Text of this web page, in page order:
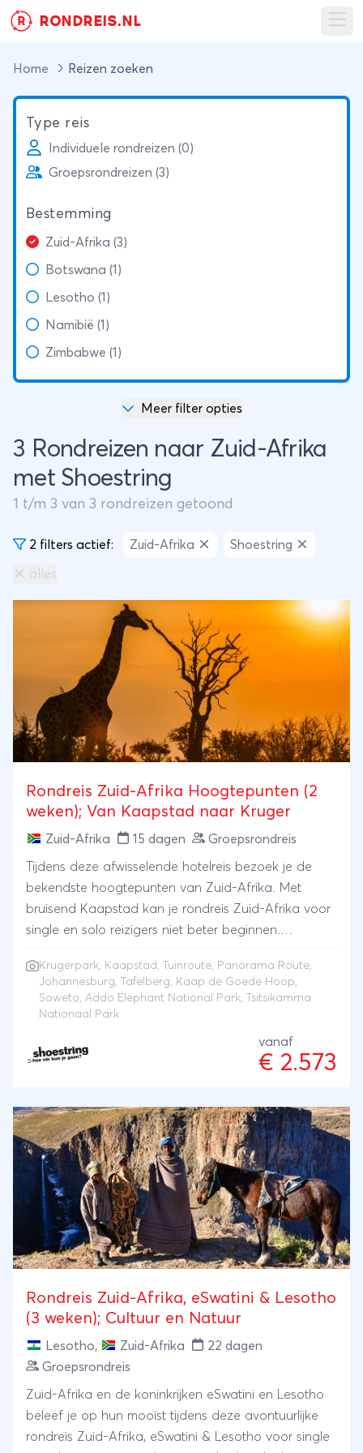
R RONDREIS.NL
Home Reizen zoeken
Type reis
Individuele rondreizen (0)
Groepsrondreizen (3)
Bestemming
Zuid-Afrika (3)
Botswana (1)
Lesotho (1)
Namibië (1)
Zimbabwe (1)
Meer filter opties
3 Rondreizen naar Zuid-Afrika
met Shoestring
1 t/m 3 van 3 rondreizen getoond
2 filters actief: Zuid-Afrika Shoestring
alles
Rondreis Zuid-Afrika Hoogtepunten (2
weken); Van Kaapstad naar Kruger
Zuid-Afrika 15 dagen Groepsrondreis
Tijdens deze afwisselende hotelreis bezoek je de
bekendste hoogtepunten van Zuid-Afrika. Met
bruisend Kaapstad kan je rondreis Zuid-Afrika voor
single en solo reizigers niet beter beginnen.
Hoop, heerlijke Kaapse wijnen en prachtig witte
stranden zetten de toon voor al het moois dat nog
zal volgen. Vanuit Kaapstad volg je de prachtige
Tuinroute. Je bezoekt nationale parken zoals het
Tsitsikamma Nationaal Park en het Addo Elephant
Park op zoek te gaan naar de Big Five. Je reist via
die andere beroemde Zuid-Afrikaanse route, de
Panoramaroute, naar Johannesburg van waar je
Soweto kunt verkennen.
Krugerpark, Kaapstad , Tuinroute, Panorama Route,
Johannesburg, Tafelberg, Kaap de Goede Hoop,
Soweto, Addo Elephant National Park, Tsitsikamma
Nationaal Park
vanaf
€ 2.573
Rondreis Zuid-Afrika, eSwatini & Lesotho
(3 weken); Cultuur en Natuur
Lesotho, Zuid-Afrika
22 dagen
Groepsrondreis
Zuid-Afrika en de koninkrijken eSwatini en Lesotho
beleef je op hun mooist tijdens deze avontuurlijke
rondreis Zuid-Afrika, eSwatini & Lesotho voor single